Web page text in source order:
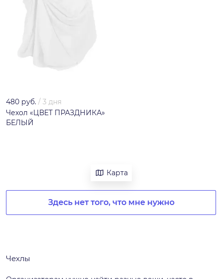
480 руб. / 3 дня
Чехол «ЦВЕТ ПРАЗДНИКА»
БЕЛЫЙ
Карта
Здесь нет того, что мне нужно
Чехлы